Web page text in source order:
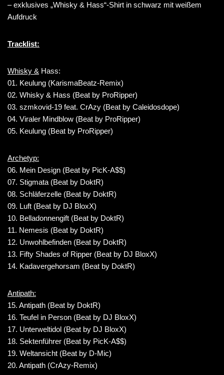
– exklusives „Whisky & Hass“-Shirt in schwarz mit weißem
Aufdruck
Tracklist:
Whisky & Hass:
01. Keulung (KarismaBeatz-Remix)
02. Whisky & Hass (Beat by ProRipper)
03. szmkovid-19 feat. CrAzy (Beat by Caleidosdope)
04. Viraler Mindblow (Beat by ProRipper)
05. Keulung (Beat by ProRipper)
Archetyp:
06. Mein Design (Beat by PicK-A$$)
07. Stigmata (Beat by DoktR)
08. Schläferzelle (Beat by DoktR)
09. Luft (Beat by DJ BloxX)
10. Belladonnengift (Beat by DoktR)
11. Nemesis (Beat by DoktR)
12. Unwohlbefinden (Beat by DoktR)
13. Fifty Shades of Ripper (Beat by DJ BloxX)
14. Kadavergehorsam (Beat by DoktR)
Antipath:
15. Antipath (Beat by DoktR)
16. Teufel in Person (Beat by DJ BloxX)
17. Unterweltidol (Beat by DJ BloxX)
18. Sektenführer (Beat by PicK-A$$)
19. Weltansicht (Beat by D-Mic)
20. Antipath (CrAzy-Remix)